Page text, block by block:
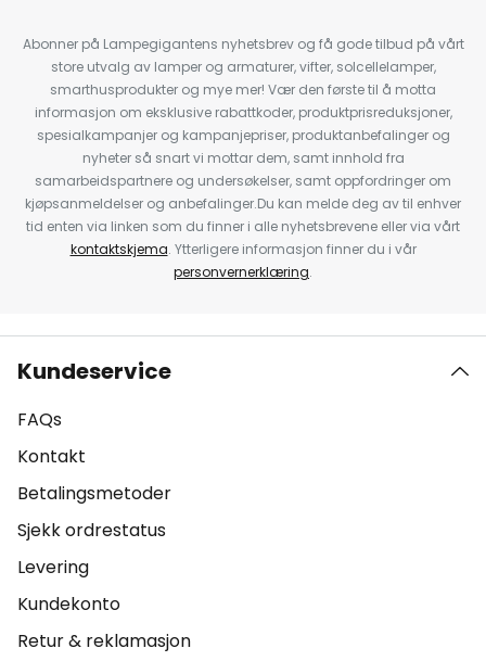
Abonner på Lampegigantens nyhetsbrev og få gode tilbud på vårt
store utvalg av lamper og armaturer, vifter, solcellelamper,
smarthusprodukter og mye mer! Vær den første til å motta
informasjon om eksklusive rabattkoder, produktprisreduksjoner,
spesialkampanjer og kampanjepriser, produktanbefalinger og
nyheter så snart vi mottar dem, samt innhold fra
samarbeidspartnere og undersøkelser, samt oppfordringer om
kjøpsanmeldelser og anbefalinger.Du kan melde deg av til enhver
tid enten via linken som du finner i alle nyhetsbrevene eller via vårt
kontaktskjema. Ytterligere informasjon finner du i vår
personvernerklæring.
Kundeservice
FAQs
Kontakt
Betalingsmetoder
Sjekk ordrestatus
Levering
Kundekonto
Retur & reklamasjon